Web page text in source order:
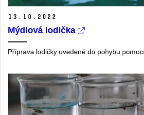
13. 10. 2022
Mýdlová lodička
Příprava lodičky uvedené do pohybu